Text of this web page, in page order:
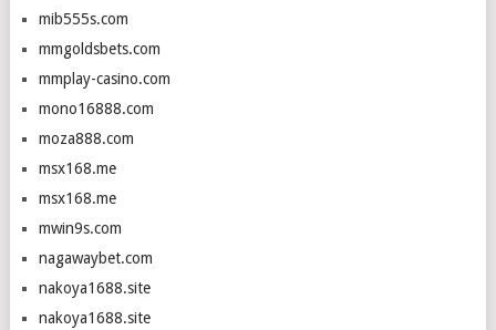
mib555s.com
mmgoldsbets.com
mmplay-casino.com
mono16888.com
moza888.com
msx168.me
msx168.me
mwin9s.com
nagawaybet.com
nakoya1688.site
nakoya1688.site